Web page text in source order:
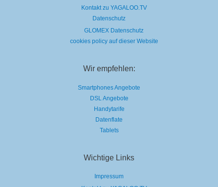
Kontakt zu YAGALOO.TV
Datenschutz
GLOMEX Datenschutz
cookies policy auf dieser Website
Wir empfehlen:
Smartphones Angebote
DSL Angebote
Handytarife
Datenflate
Tablets
Wichtige Links
Impressum